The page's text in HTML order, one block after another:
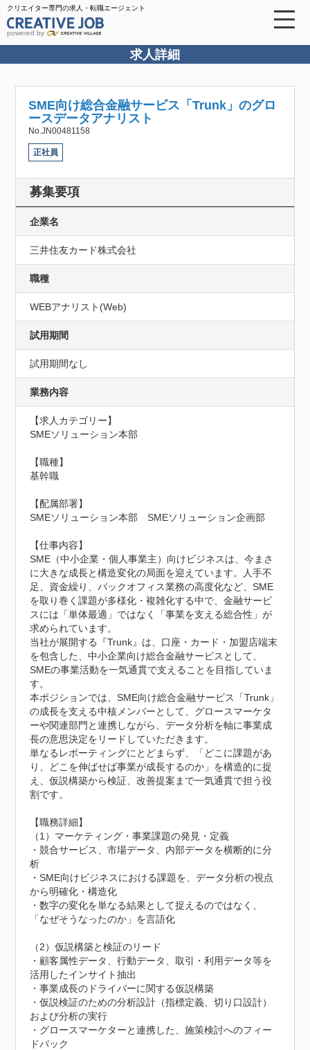
クリエイター専門の求人・転職エージェント
powered by
求人詳細
SME向け総合金融サービス「Trunk」のグロ
ースデータアナリスト
No.JN00481158
正社員
募集要項
企業名
三井住友カード株式会社
職種
WEBアナリスト(Web)
試用期間
試用期間なし
業務内容
【求人カテゴリー】
SMEソリューション本部
【職種】
基幹職
【配属部署】
SMEソリューション本部　SMEソリューション企画部
【仕事内容】
SME（中小企業・個人事業主）向けビジネスは、今まさ
に大きな成長と構造変化の局面を迎えています。人手不
足、資金繰り、バックオフィス業務の高度化など、SME
を取り巻く課題が多様化・複雑化する中で、金融サービ
スには「単体最適」ではなく「事業を支える総合性」が
求められています。
当社が展開する『Trunk』は、口座・カード・加盟店端末
を包含した、中小企業向け総合金融サービスとして、
SMEの事業活動を一気通貫で支えることを目指していま
す。
本ポジションでは、SME向け総合金融サービス「Trunk」
の成長を支える中核メンバーとして、グロースマーケタ
ーや関連部門と連携しながら、データ分析を軸に事業成
長の意思決定をリードしていただきます。
単なるレポーティングにとどまらず、「どこに課題があ
り、どこを伸ばせば事業が成長するのか」を構造的に捉
え、仮説構築から検証、改善提案まで一気通貫で担う役
割です。
【職務詳細】
（1）マーケティング・事業課題の発見・定義
・競合サービス、市場データ、内部データを横断的に分
析
・SME向けビジネスにおける課題を、データ分析の視点
から明確化・構造化
・数字の変化を単なる結果として捉えるのではなく、
「なぜそうなったのか」を言語化
（2）仮説構築と検証のリード
・顧客属性データ、行動データ、取引・利用データ等を
活用したインサイト抽出
・事業成長のドライバーに関する仮説構築
・仮説検証のための分析設計（指標定義、切り口設計）
および分析の実行
・グロースマーケターと連携した、施策検討へのフィー
ドバック